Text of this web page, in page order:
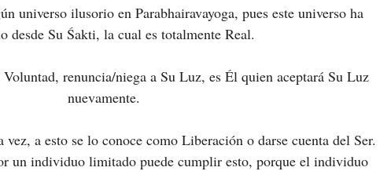
universo ilusorio en Parabhairavayoga, pues este universo ha
desde Su Śakti, la cual es totalmente Real.
renuncia/niega a Su Luz, es Él quien aceptará Su Luz
nuevamente.
a esto se lo conoce como Liberación o darse cuenta del Ser.
un individuo limitado puede cumplir esto, porque el individuo